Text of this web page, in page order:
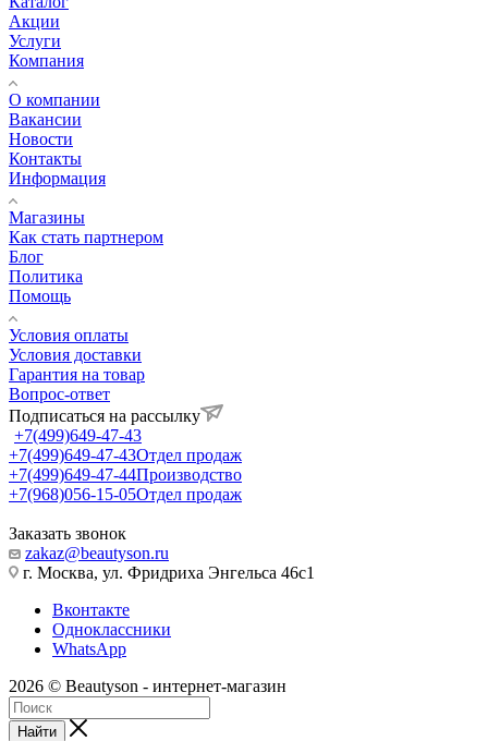
Акции
Услуги
Компания
О компании
Вакансии
Новости
Контакты
Информация
Магазины
Как стать партнером
Блог
Политика
Помощь
Условия оплаты
Условия доставки
Гарантия на товар
Вопрос-ответ
Подписаться на рассылку
+7(499)649-47-43
+7(499)649-47-43Отдел продаж
+7(499)649-47-44Производство
+7(968)056-15-05Отдел продаж
Заказать звонок
zakaz@beautyson.ru
г. Москва, ул. Фридриха Энгельса 46с1
Вконтакте
Одноклассники
WhatsApp
2026 © Beautyson - интернет-магазин
Найти